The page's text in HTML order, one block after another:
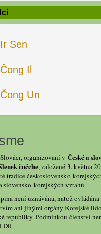
Sen
Il
Un
Slováci, organizovaní v České a
čučche, založené 3. května
tradice československo-
slovensko-korejských vztahů.
není uznávána, natož ovládána
ani jinými orgány Korejské
republiky. Podmínkou členství